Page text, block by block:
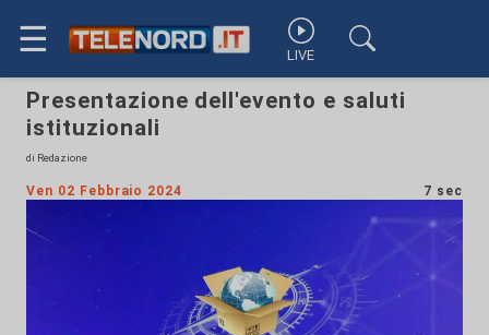
☰ LIVE
Presentazione dell'evento e saluti
istituzionali
di Redazione
Ven 02 Febbraio 2024 7 sec